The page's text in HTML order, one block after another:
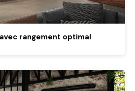
rangement optimal